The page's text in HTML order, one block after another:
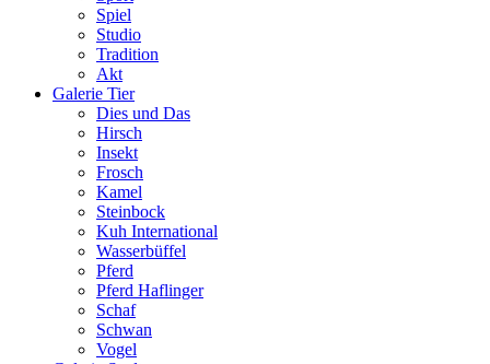
Spiel
Studio
Tradition
Akt
Galerie Tier
Dies und Das
Hirsch
Insekt
Frosch
Kamel
Steinbock
Kuh International
Wasserbüffel
Pferd
Pferd Haflinger
Schaf
Schwan
Vogel